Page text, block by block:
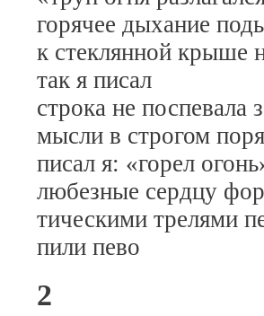
горячее дыхание
к стеклянной крыше
так я писал
строка не поспевала
мысли в строгом
писал я: «горел
любезные сердцу
тическими трелями
пили пево
2